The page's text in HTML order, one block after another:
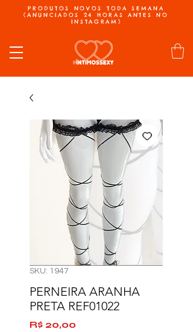
PRODUTOS NOVOS TODA SEMANA
(ANUNCIADOS 24 HORAS ANTES NO
INSTAGRAM)
SKU: 1947
PERNEIRA ARANHA
PRETA REF01022
R$ 20,00